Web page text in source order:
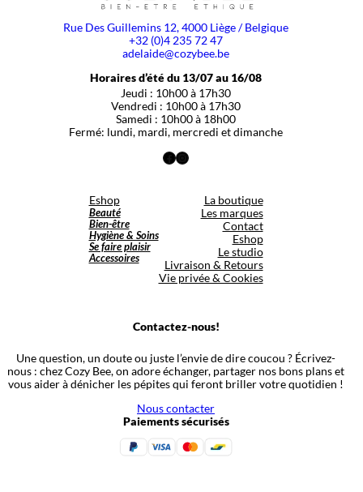
Rue Des Guillemins 12, 4000 Liège / Belgique
+32 (0)4 235 72 47
adelaide@cozybee.be
Horaires d’été du 13/07 au 16/08
Jeudi : 10h00 à 17h30
Vendredi : 10h00 à 17h30
Samedi : 10h00 à 18h00
Fermé: lundi, mardi, mercredi et dimanche
Facebook
Instagram
Eshop
Beauté
Bien-être
Hygiène & Soins
Se faire plaisir
Accessoires
La boutique
Les marques
Contact
Eshop
Le studio
Livraison & Retours
Vie privée & Cookies
Contactez-nous!
Une question, un doute ou juste l’envie de dire coucou ? Écrivez-
nous : chez Cozy Bee, on adore échanger, partager nos bons plans et
vous aider à dénicher les pépites qui feront briller votre quotidien !
Nous contacter
Paiements sécurisés